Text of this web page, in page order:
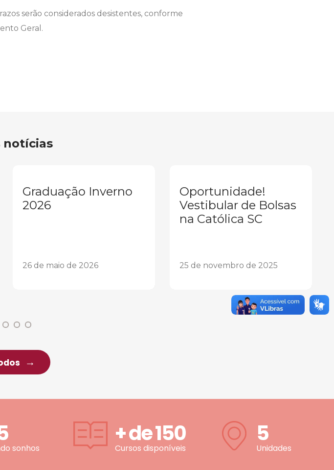
serão considerados desistentes, conforme
Geral.
notícias
Graduação Inverno
2026
26 de maio de 2026
Oportunidade!
Vestibular de Bolsas
na Católica SC
25 de novembro de 2025
sonhos
+ de150
Cursos disponíveis
5
Unidades